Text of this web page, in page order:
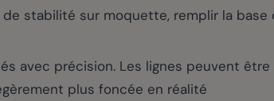
de stabilité sur moquette, remplir la base
avec précision. Les lignes peuvent
plus foncée en réalité